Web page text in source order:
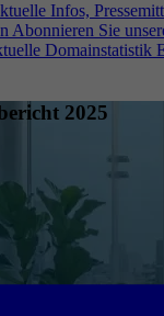
Infos,
Abonnieren Sie
Domainstatistik
2025